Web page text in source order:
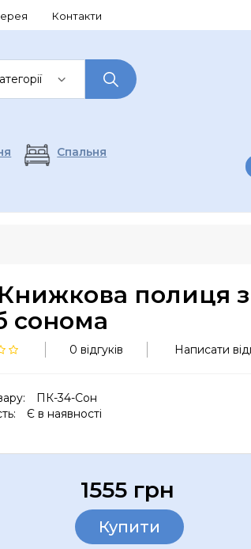
Контакти
Спальня
Книжкова полиця
сонома
0 відгуків Написати
ПК-34-Сон
Є в наявності
1555 грн
Купити